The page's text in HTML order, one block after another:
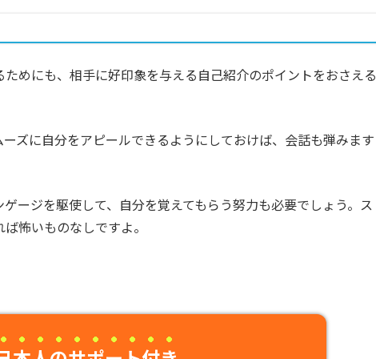
めにも、相手に好印象を与える自己紹介のポイントをおさえる
ズに自分をアピールできるようにしておけば、会話も弾みます
ージを駆使して、自分を覚えてもらう努力も必要でしょう。ス
怖いものなしですよ。